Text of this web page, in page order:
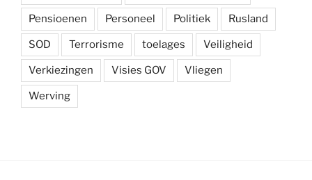
Pensioenen Personeel Politiek Rusland
SOD Terrorisme toelages Veiligheid
Verkiezingen Visies GOV Vliegen
Werving